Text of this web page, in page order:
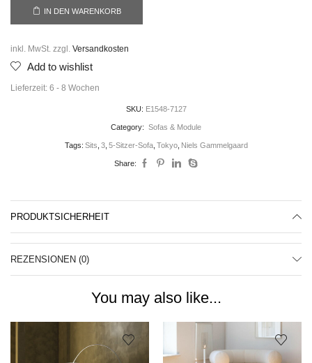
IN DEN WARENKORB
inkl. MwSt. zzgl. Versandkosten
Add to wishlist
Lieferzeit: 6 - 8 Wochen
SKU: E1548-7127
Category: Sofas & Module
Tags: Sits 3, 5-Sitzer-Sofa, Tokyo, Niels Gammelgaard
Share:
PRODUKTSICHERHEIT
REZENSIONEN (0)
You may also like...